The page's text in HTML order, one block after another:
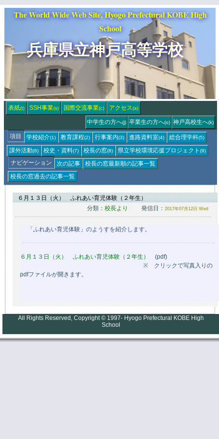
The World Wide Web Site, Hyogo Prefectural KOBE High
School
兵庫県立神戸高等学校
表紙(t) SSH事業(s) 国際交流事業(c) アクセス(a)
神戸高校生へ(k)
卒業生の方へ(o)
中学生の方へ(j)
項目 学校紹介(1) 教育課程(2) 行事案内(3) 進路資料室(4) 総合理学科(5)
課外活動(6) 校史・資料(7) 校長の窓(8) 県立学校環境応援プロジェクト(9)
ナビゲーション 次の記事 校長の窓最新順の記事一覧
校長の窓過去の記事一覧
６月１３日（火） ふれあい育児体験（２年生）
分類：校長より発信日：2017年07月12日 Wed
「ふれあい育児体験」のようすを紹介します。
６月１３日（火） ふれあい育児体験（２年生）(pdf)
※ クリックで写真入りの
pdfファイルが開きます。
All Rights Reserved, Copyright © 1997- Hyogo Prefectural KOBE High
School